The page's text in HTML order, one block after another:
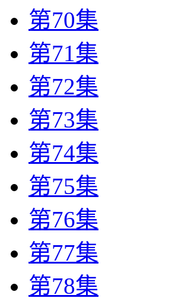
第70集
第71集
第72集
第73集
第74集
第75集
第76集
第77集
第78集